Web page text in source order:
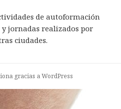
de autoformación
jornadas realizados por
ciudades.
gracias a WordPress